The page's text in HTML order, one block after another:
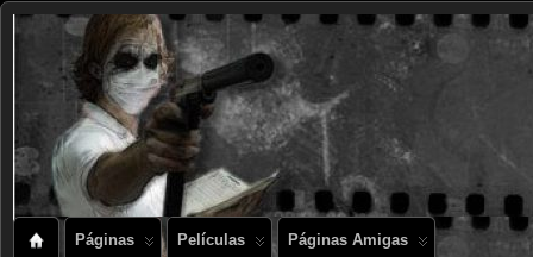
Páginas Películas Páginas Amigas